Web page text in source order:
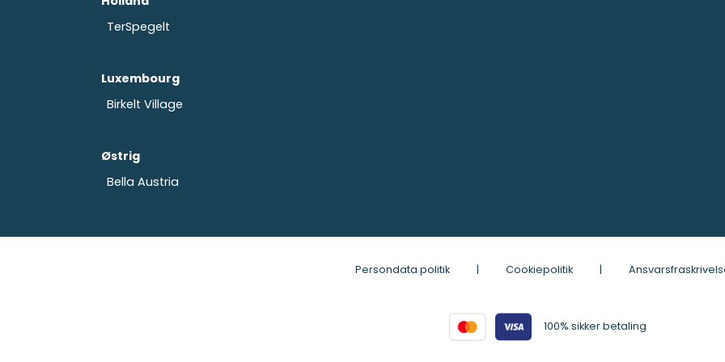
TerSpegelt
Luxembourg
Birkelt Village
Østrig
Bella Austria
Persondata politik | Cookiepolitik |
100% sikker betaling